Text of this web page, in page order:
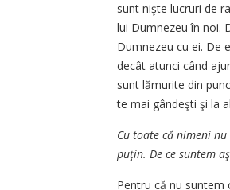
sunt nişte lucruri de
lui Dumnezeu în noi.
Dumnezeu cu ei. De
decât atunci când
sunt lămurite din
te mai gândeşti şi la
Cu toate că nimeni
puţin. De ce suntem
Pentru că nu suntem